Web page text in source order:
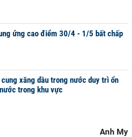
ứng cao điểm 30/4 - 1/5 bất chấp
xăng dầu trong nước duy trì ổn
trong khu vực
Anh My